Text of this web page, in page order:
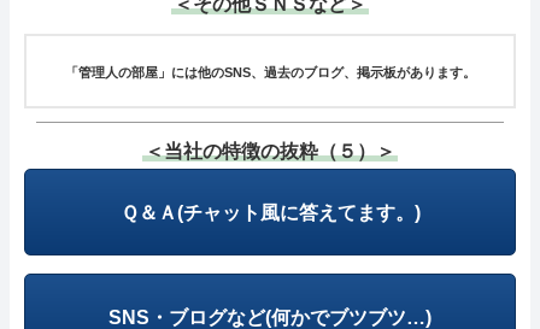
＜その他ＳＮＳなど＞
「管理人の部屋」には他のSNS、過去のブログ、掲示板があります。
＜当社の特徴の抜粋（５）＞
Ｑ＆Ａ(チャット風に答えてます。)
SNS・ブログなど(何かでブツブツ…)